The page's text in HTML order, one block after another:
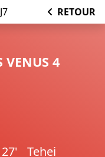
RETOUR
VENUS 4
27'
Tehei